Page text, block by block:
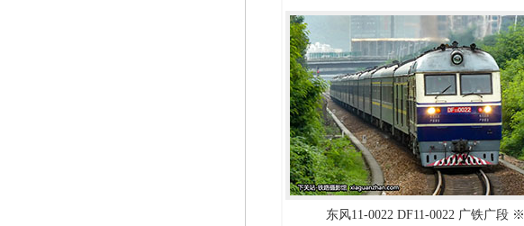
东风11-0022 DF11-0022 广铁广段 ※